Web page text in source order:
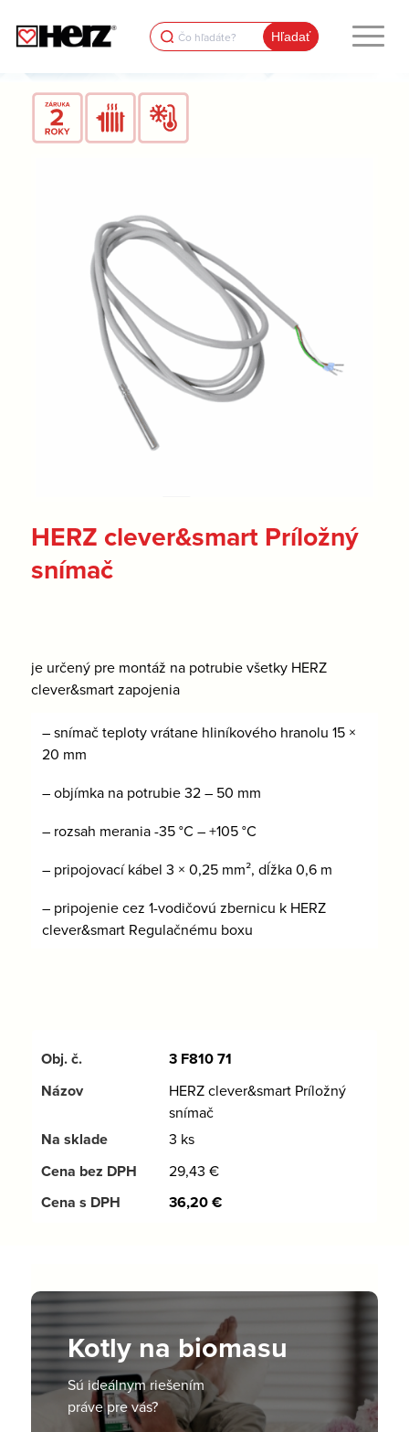
Search
for:
HERZ clever&smart Príložný
snímač
je určený pre montáž na potrubie všetky HERZ
clever&smart zapojenia
– snímač teploty vrátane hliníkového hranolu 15 ×
20 mm
– objímka na potrubie 32 – 50 mm
– rozsah merania -35 °C – +105 °C
– pripojovací kábel 3 × 0,25 mm², dĺžka 0,6 m
– pripojenie cez 1-vodičovú zbernicu k HERZ
clever&smart Regulačnému boxu
3 F810 71
HERZ clever&smart Príložný
snímač
3 ks
29,43 €
36,20€
Kotly na biomasu
Sú ideálnym riešením
práve pre vás?